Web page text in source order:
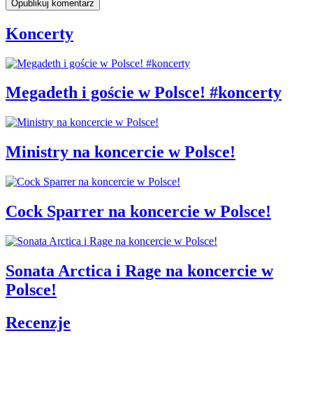
Koncerty
Megadeth i goście w Polsce! #koncerty
Ministry na koncercie w Polsce!
Cock Sparrer na koncercie w Polsce!
Sonata Arctica i Rage na koncercie w
Polsce!
Recenzje